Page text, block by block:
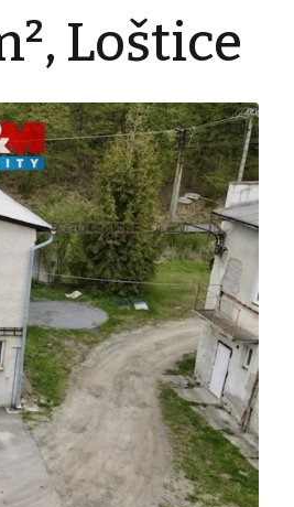
Loštice